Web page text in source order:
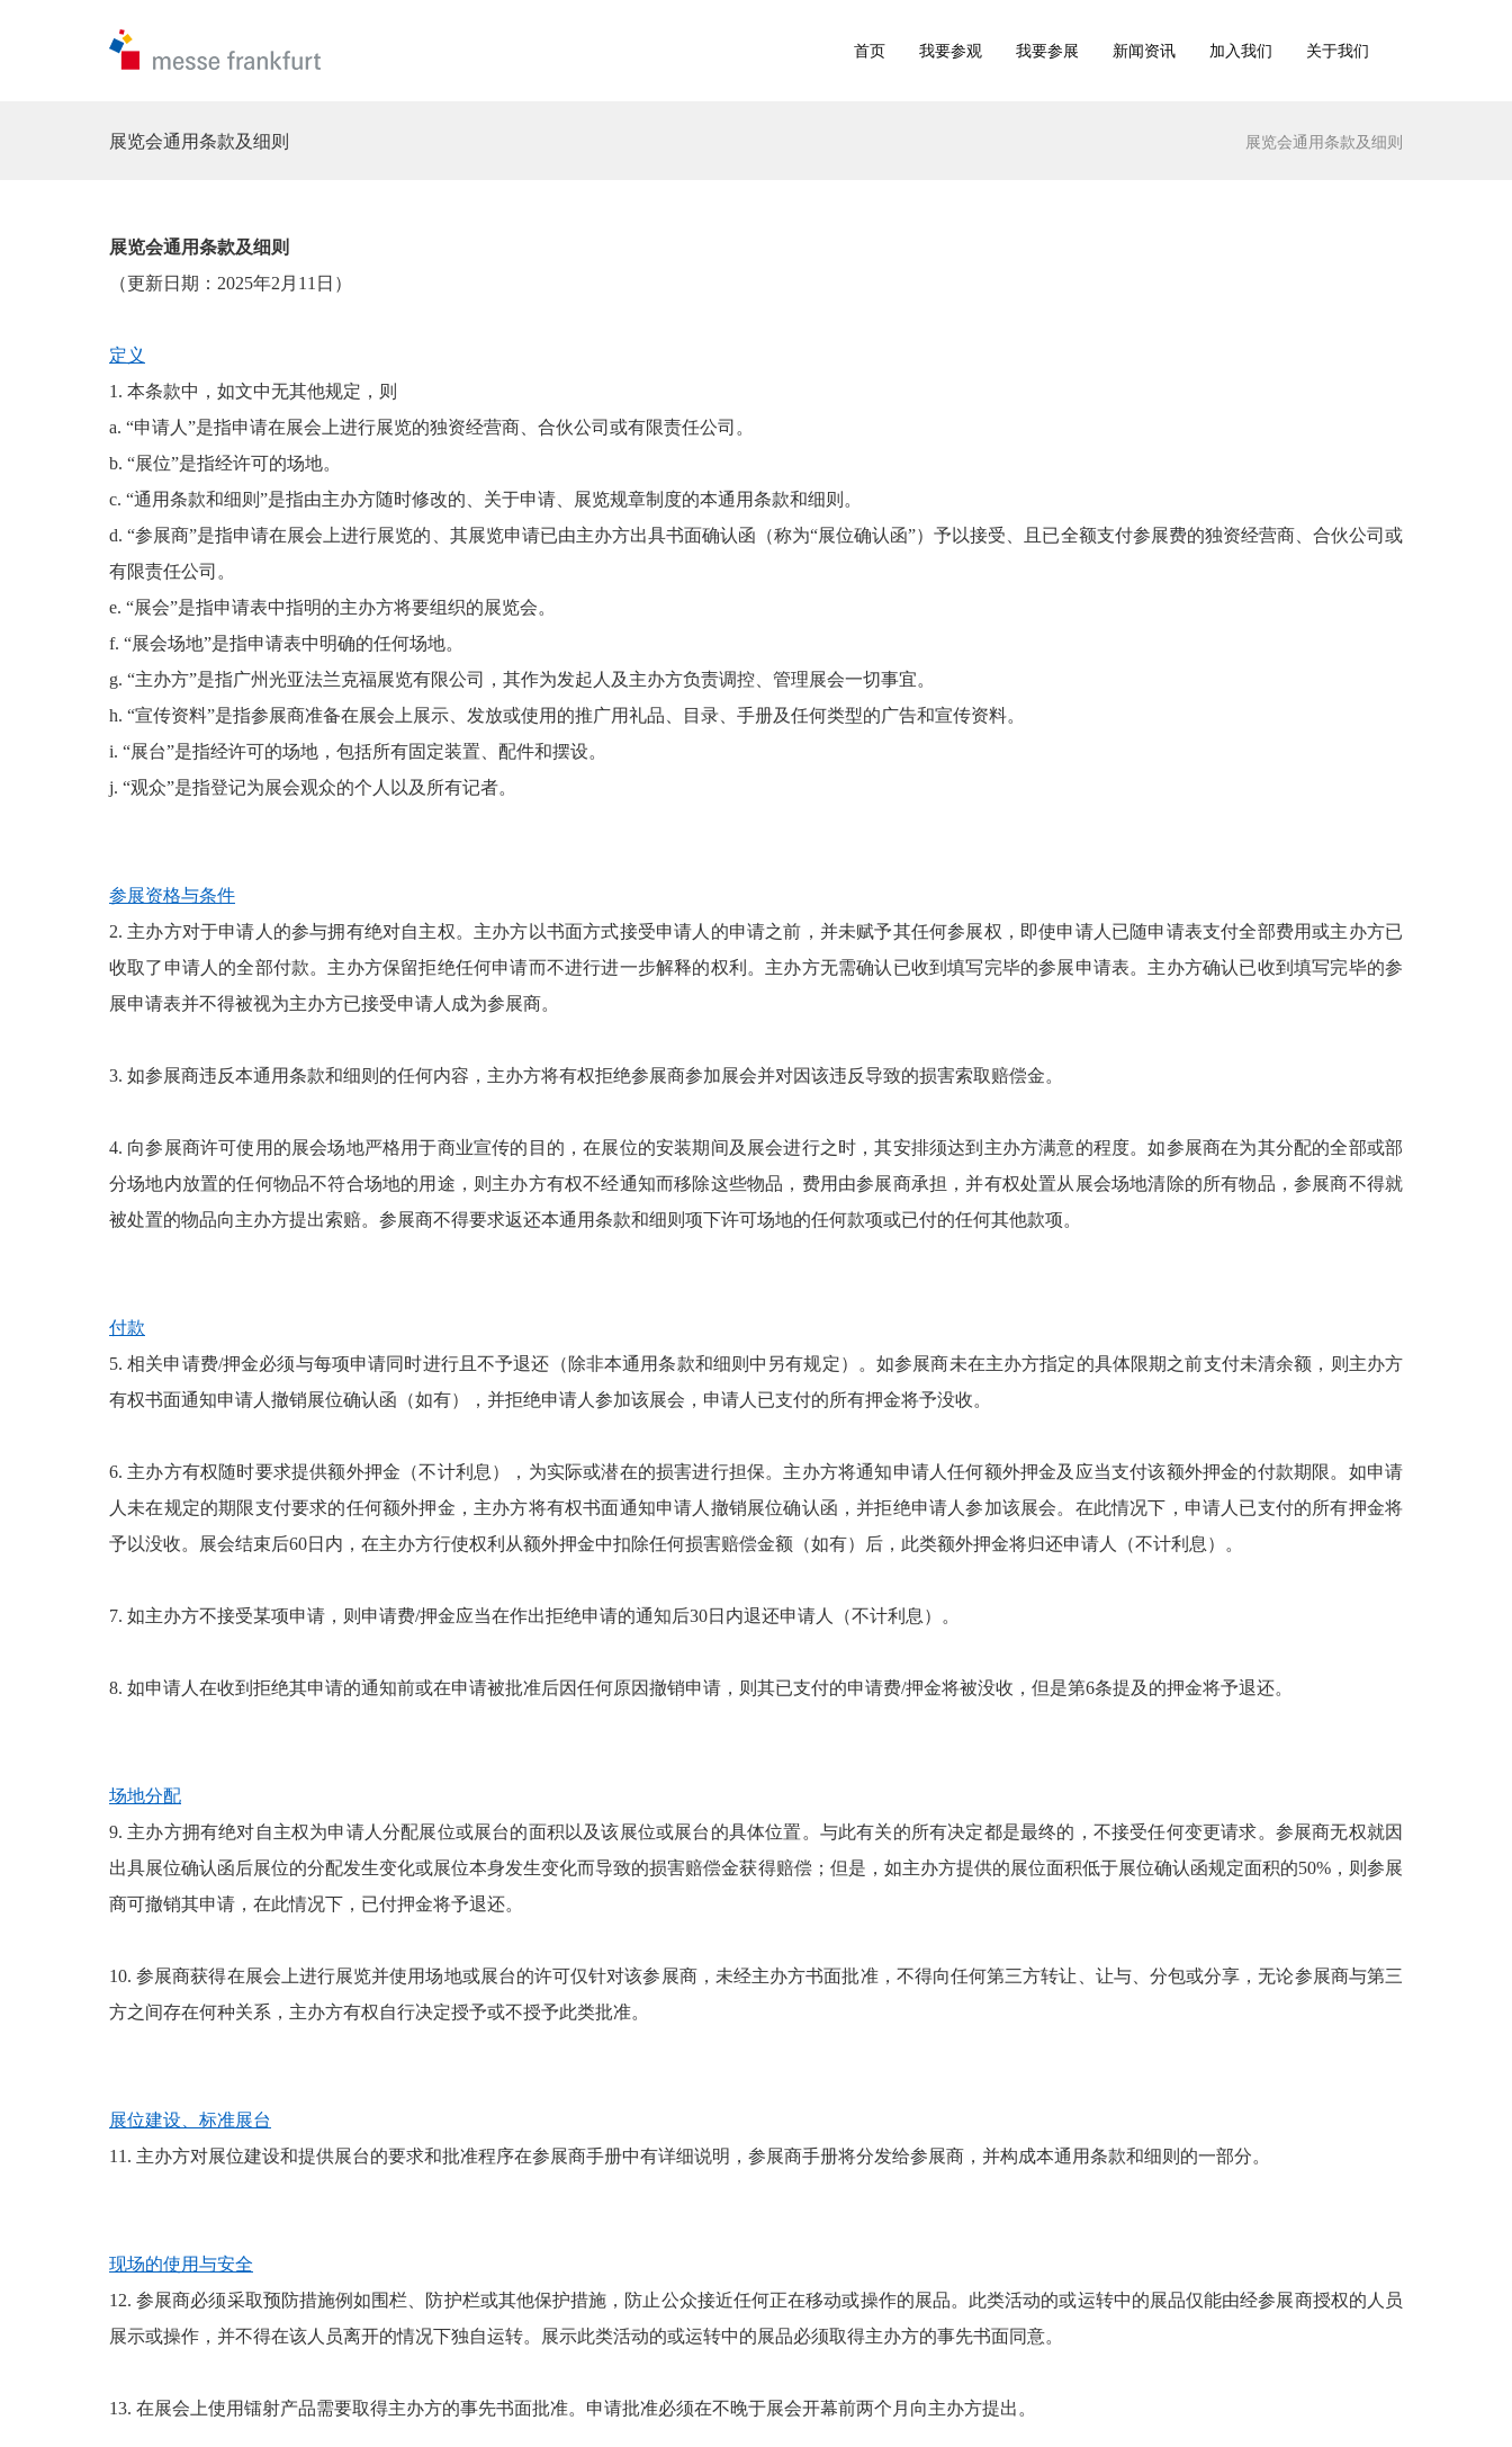
首页 我要参观 我要参展 新闻资讯 加入我们 关于我们
展览会通用条款及细则 展览会通用条款及细则
展览会通用条款及细则
（更新日期： 2025年2月11日）
定义
1. 本条款中，如文中无其他规定，则
a. “申请人”是指申请在展会上进行展览的独资经营商、合伙公司或有限责任公司。
b. “展位”是指经许可的场地。
c. “通用条款和细则”是指由主办方随时修改的、关于申请、展览规章制度的本通用条款和细则。
d. “参展商”是指申请在展会上进行展览的、其展览申请已由主办方出具书面确认函（称为“展位确认函”）予以接受、且已全额支付参展费的独资经营商、合伙公司或
有限责任公司。
e. “展会”是指申请表中指明的主办方将要组织的展览会。
f. “展会场地”是指申请表中明确的任何场地。
g. “主办方”是指广州光亚法兰克福展览有限公司
，其作为发起人及主办方负责调控、管理展会一切事宜。
h. “宣传资料”是指参展商准备在展会上展示、发放或使用的推广用礼品、目录、手册及任何类型的广告和宣传资料。
i. “展台”是指经许可的场地，包括所有固定装置、配件和摆设。
j. “观众”是指登记为展会观众的个人以及所有记者。
参展资格与条件
2. 主办方对于申请人的参与拥有绝对自主权。主办方以书面方式接受申请人的申请之前，并未赋予其任何参展权，即使申请人已随申请表支付全部费用或主办方已
收取了申请人的全部付款。主办方保留拒绝任何申请而不进行进一步解释的权利。主办方无需确认已收到填写完毕的参展申请表。主办方确认已收到填写完毕的参
展申请表并不得被视为主办方已接受申请人成为参展商。
3. 如参展商违反本通用条款和细则的任何内容，主办方将有权拒绝参展商参加展会并对因该违反导致的损害索取赔偿金。
4. 向参展商许可使用的展会场地严格用于商业宣传的目的，在展位的安装期间及展会进行之时，其安排须达到主办方满意的程度。如参展商在为其分配的全部或部
分场地内放置的任何物品不符合场地的用途，则主办方有权不经通知而移除这些物品，费用由参展商承担，并有权处置从展会场地清除的所有物品，参展商不得就
被处置的物品向主办方提出索赔。参展商不得要求返还本通用条款和细则项下许可场地的任何款项或已付的任何其他款项。
付款
5. 相关申请费/押金必须与每项申请同时进行且不予退还（除非本通用条款和细则中另有规定）。如参展商未在主办方指定的具体限期之前支付未清余额，则主办方
有权书面通知申请人撤销展位确认函（如有），并拒绝申请人参加该展会，申请人已支付的所有押金将予没收。
6. 主办方有权随时要求提供额外押金（不计利息），为实际或潜在的损害进行担保。主办方将通知申请人任何额外押金及应当支付该额外押金的付款期限。如申请
人未在规定的期限支付要求的任何额外押金，主办方将有权书面通知申请人撤销展位确认函，并拒绝申请人参加该展会。在此情况下，申请人已支付的所有押金将
予以没收。展会结束后60日内，在主办方行使权利从额外押金中扣除任何损害赔偿金额（如有）后，此类额外押金将归还申请人（不计利息）。
7. 如主办方不接受某项申请，则申请费/押金应当在作出拒绝申请的通知后30日内退还申请人（不计利息）。
8. 如申请人在收到拒绝其申请的通知前或在申请被批准后因任何原因撤销申请，则其已支付的申请费/押金将被没收，但是第6条提及的押金将予退还。
场地分配
9. 主办方拥有绝对自主权为申请人分配展位或展台的面积以及该展位或展台的具体位置。与此有关的所有决定都是最终的，不接受任何变更请求。参展商无权就因
出具展位确认函后展位的分配发生变化或展位本身发生变化而导致的损害赔偿金获得赔偿；但是，如主办方提供的展位面积低于展位确认函规定面积的50%，则参展
商可撤销其申请，在此情况下，已付押金将予退还。
10. 参展商获得在展会上进行展览并使用场地或展台的许可仅针对该参展商，未经主办方书面批准，不得向任何第三方转让、让与、分包或分享，无论参展商与第三
方之间存在何种关系，主办方有权自行决定授予或不授予此类批准。
展位建设、标准展台
11. 主办方对展位建设和提供展台的要求和批准程序在参展商手册中有详细说明，参展商手册将分发给参展商，并构成本通用条款和细则的一部分。
现场的使用与安全
12. 参展商必须采取预防措施例如围栏、防护栏或其他保护措施，防止公众接近任何正在移动或操作的展品。此类活动的或运转中的展品仅能由经参展商授权的人员
展示或操作，并不得在该人员离开的情况下独自运转。展示此类活动的或运转中的展品必须取得主办方的事先书面同意。
13. 在展会上使用镭射产品需要取得主办方的事先书面批准。申请批准必须在不晚于展会开幕前两个月向主办方提出。